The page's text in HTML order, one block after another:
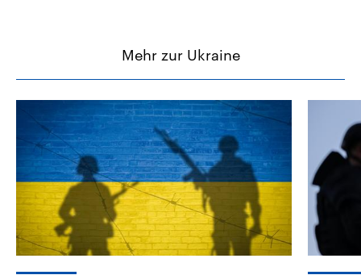
Mehr zur Ukraine